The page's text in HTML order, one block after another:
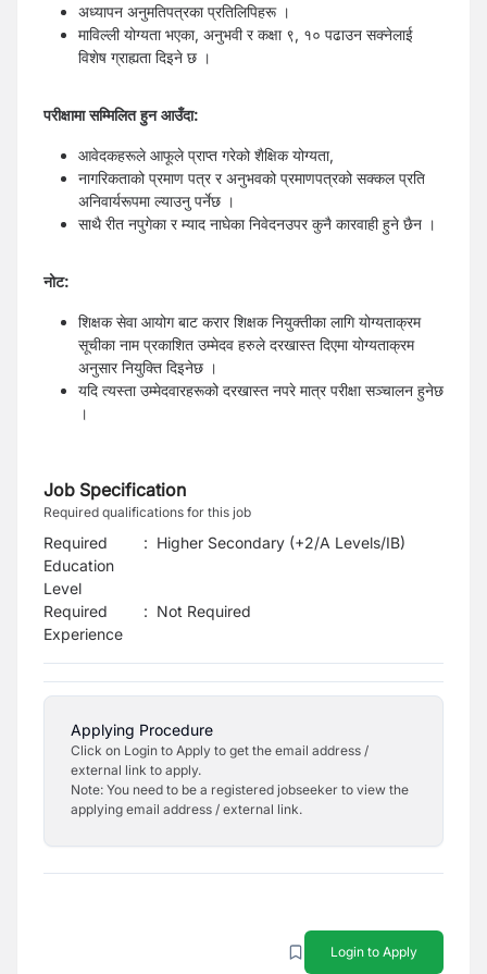
अध्यापन अनुमतिपत्रका प्रतिलिपिहरू ।
माविल्ली योग्यता भएका, अनुभवी र कक्षा ९, १० पढाउन सक्नेलाई
विशेष ग्राह्यता दिइने छ ।
परीक्षामा सम्मिलित हुन आउँदा:
आवेदकहरूले आफूले प्राप्त गरेको शैक्षिक योग्यता,
नागरिकताको प्रमाण पत्र र अनुभवको प्रमाणपत्रको सक्कल प्रति
अनिवार्यरूपमा ल्याउनु पर्नेछ ।
साथै रीत नपुगेका र म्याद नाघेका निवेदनउपर कुनै कारवाही हुने छैन ।
नोट:
शिक्षक सेवा आयोग बाट करार शिक्षक नियुक्तीका लागि योग्यताक्रम
सूचीका नाम प्रकाशित उम्मेदव हरुले दरखास्त दिएमा योग्यताक्रम
अनुसार नियुक्ति दिइनेछ ।
यदि त्यस्ता उम्मेदवारहरूको दरखास्त नपरे मात्र परीक्षा सञ्चालन हुनेछ
।
Job Specification
Required qualifications for this job
Required
Education
Level
: Higher Secondary (+2/A Levels/IB)
Required
Experience
: Not Required
Applying Procedure
Click on Login to Apply to get the email address /
external link to apply.
Note: You need to be a registered jobseeker to view the
applying email address / external link.
Login to Apply